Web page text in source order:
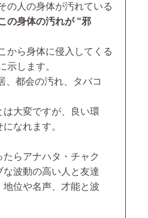
の人の身体が汚れている
の身体の汚れが “邪
から身体に侵入してくる
示します。
、都会の汚れ、タバコ
大変ですが、良い環
なれます。
らアナハタ・チャク
な波動の高い人と友達
地位や名声、才能と波